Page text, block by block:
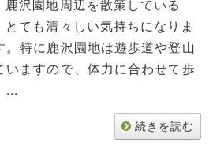
鹿沢園地周辺を散策している
とても清々しい気持ちになりま
特に鹿沢園地は遊歩道や登山
ますので、体力に合わせて歩
...
続きを読む